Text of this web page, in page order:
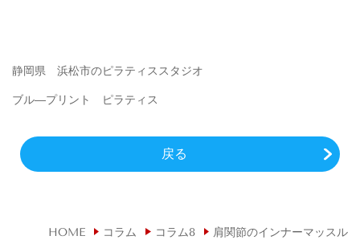
静岡県 浜松市のピラティススタジオ
ブル―プリント ピラティス
戻る
HOME コラム コラム8 肩関節のインナーマッスル